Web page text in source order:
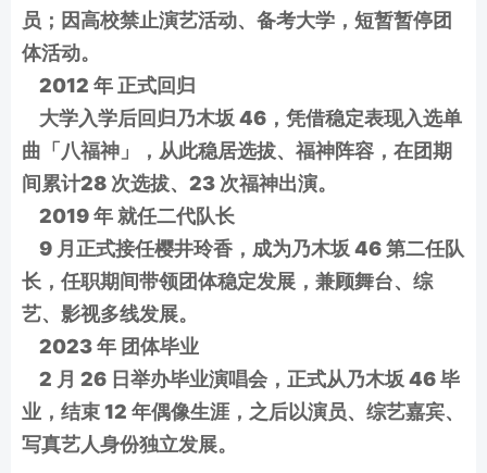
员；因高校禁止演艺活动、备考大学，短暂暂停团
体活动。
2012 年 正式回归
大学入学后回归乃木坂 46，凭借稳定表现入选单
曲「八福神」，从此稳居选拔、福神阵容，在团期
间累计28 次选拔、23 次福神出演。
2019 年 就任二代队长
9 月正式接任樱井玲香，成为乃木坂 46 第二任队
长，任职期间带领团体稳定发展，兼顾舞台、综
艺、影视多线发展。
2023 年 团体毕业
2 月 26 日举办毕业演唱会，正式从乃木坂 46 毕
业，结束 12 年偶像生涯，之后以演员、综艺嘉宾、
写真艺人身份独立发展。